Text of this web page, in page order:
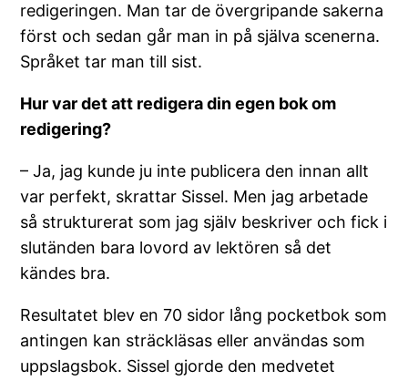
redigeringen. Man tar de övergripande sakerna
först och sedan går man in på själva scenerna.
Språket tar man till sist.
Hur var det att redigera din egen bok om
redigering?
– Ja, jag kunde ju inte publicera den innan allt
var perfekt, skrattar Sissel. Men jag arbetade
så strukturerat som jag själv beskriver och fick i
slutänden bara lovord av lektören så det
kändes bra.
Resultatet blev en 70 sidor lång pocketbok som
antingen kan sträckläsas eller användas som
uppslagsbok. Sissel gjorde den medvetet